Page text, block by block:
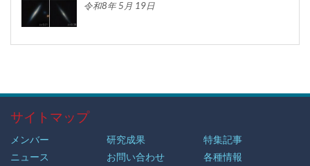
令和8年 5月 19日
サイトマップ
メンバー 研究成果
特集記事
ニュース
お問い合わせ
各種情報